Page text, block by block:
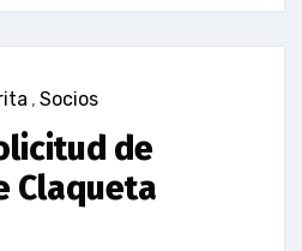
, Socios
de
Claqueta